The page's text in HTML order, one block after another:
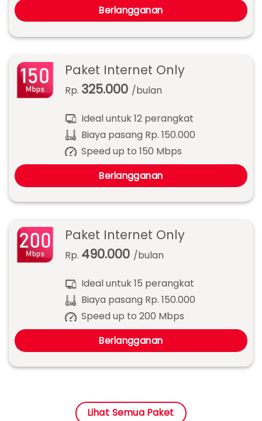
Berlangganan
Paket Internet Only
Rp. 325.000 /bulan
Ideal untuk 12 perangkat
Biaya pasang Rp. 150.000
Speed up to 150 Mbps
Berlangganan
Paket Internet Only
Rp. 490.000 /bulan
Ideal untuk 15 perangkat
Biaya pasang Rp. 150.000
Speed up to 200 Mbps
Berlangganan
Lihat Semua Paket